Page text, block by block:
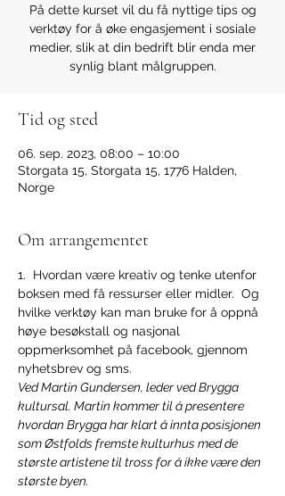
På dette kurset vil du få nyttige tips og
verktøy for å øke engasjement i sosiale
medier, slik at din bedrift blir enda mer
synlig blant målgruppen.
Tid og sted
06. sep. 2023, 08:00 – 10:00
Storgata 15, Storgata 15, 1776 Halden,
Norge
Om arrangementet
1.  Hvordan være kreativ og tenke utenfor
boksen med få ressurser eller midler.  Og
hvilke verktøy kan man bruke for å oppnå
høye besøkstall og nasjonal
oppmerksomhet på facebook, gjennom
nyhetsbrev og sms.
Ved Martin Gundersen, leder ved Brygga
kultursal. Martin kommer til å presentere
hvordan Brygga har klart å innta posisjonen
som Østfolds fremste kulturhus med de
største artistene til tross for å ikke være den
største byen.